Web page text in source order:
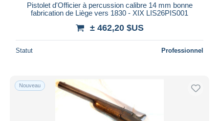
Pistolet d'Officier à percussion calibre 14 mm bonne
fabrication de Liège vers 1830 - XIX LIS26PIS001
± 462,20 $US
Statut Professionnel
Nouveau